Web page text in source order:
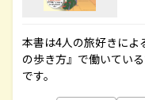
本書は4人の旅好きによ
の歩き方』で働いてい
です。